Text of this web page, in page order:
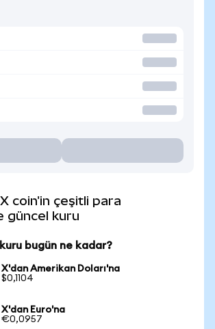
coin'in çeşitli para
güncel kuru
bugün ne kadar?
Amerikan Doları'na
Euro'na
€0,0957